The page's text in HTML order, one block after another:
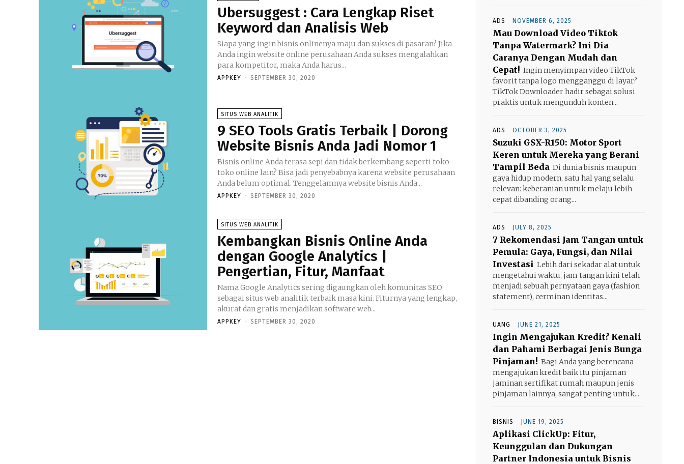
Ubersuggest : Cara Lengkap Riset
Keyword dan Analisis Web
Siapa yang ingin bisnis onlinenya maju dan sukses di pasaran? Jika
Anda ingin website online perusahaan Anda sukses mengalahkan
para kompetitor, maka Anda harus...
APPKEY - SEPTEMBER 30, 2020
SITUS WEB ANALITIK
9 SEO Tools Gratis Terbaik | Dorong
Website Bisnis Anda Jadi Nomor 1
Bisnis online Anda terasa sepi dan tidak berkembang seperti toko-
toko online lain? Bisa jadi penyebabnya karena website perusahaan
Anda belum optimal. Tenggelamnya website bisnis Anda...
APPKEY - SEPTEMBER 30, 2020
SITUS WEB ANALITIK
Kembangkan Bisnis Online Anda
dengan Google Analytics |
Pengertian, Fitur, Manfaat
Nama Google Analytics sering digaungkan oleh komunitas SEO
sebagai situs web analitik terbaik masa kini. Fiturnya yang lengkap,
akurat dan gratis menjadikan software web...
APPKEY - SEPTEMBER 30, 2020
ADS NOVEMBER 6, 2025
Mau Download Video Tiktok
Tanpa Watermark? Ini Dia
Caranya Dengan Mudah dan
Cepat! Ingin menyimpan video TikTok
favorit tanpa logo mengganggu di layar?
TikTok Downloader hadir sebagai solusi
praktis untuk mengunduh konten...
ADS OCTOBER 3, 2025
Suzuki GSX-R150: Motor Sport
Keren untuk Mereka yang Berani
Tampil Beda Di dunia bisnis maupun
gaya hidup modern, satu hal yang selalu
relevan: keberanian untuk melaju lebih
cepat dibanding orang...
ADS JULY 8, 2025
7 Rekomendasi Jam Tangan untuk
Pemula: Gaya, Fungsi, dan Nilai
Investasi Lebih dari sekadar alat untuk
mengetahui waktu, jam tangan kini telah
menjadi sebuah pernyataan gaya (fashion
statement), cerminan identitas...
UANG JUNE 21, 2025
Ingin Mengajukan Kredit? Kenali
dan Pahami Berbagai Jenis Bunga
Pinjaman! Bagi Anda yang berencana
mengajukan kredit baik itu pinjaman
jaminan sertifikat rumah maupun jenis
pinjaman lainnya, sangat penting untuk...
BISNIS JUNE 19, 2025
Aplikasi ClickUp: Fitur,
Keunggulan dan Dukungan
Partner Indonesia untuk Bisnis